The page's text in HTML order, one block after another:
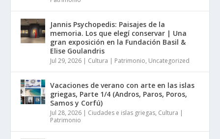
Jannis Psychopedis: Paisajes de la
memoria. Los que elegí conservar | Una
gran exposición en la Fundación Basil &
Elise Goulandris
Jul 29, 2026 | Cultura | Patrimonio, Uncategorized
Vacaciones de verano con arte en las islas
griegas, Parte 1/4 (Andros, Paros, Poros,
Samos y Corfú)
Jul 28, 2026 | Ciudades e islas griegas, Cultura |
Patrimonio